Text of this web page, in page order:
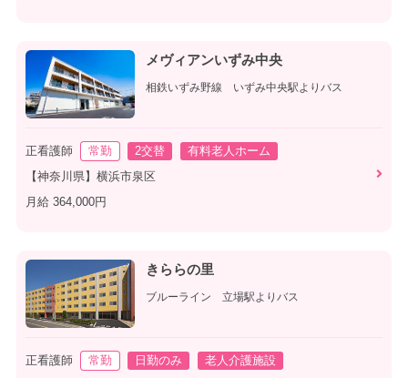
メヴィアンいずみ中央
相鉄いずみ野線 いずみ中央駅よりバス
正看護師 常勤 2交替
有料老人ホーム
【神奈川県】横浜市泉区
月給 364,000円
きららの里
ブルーライン 立場駅よりバス
正看護師 常勤 日勤のみ
老人介護施設